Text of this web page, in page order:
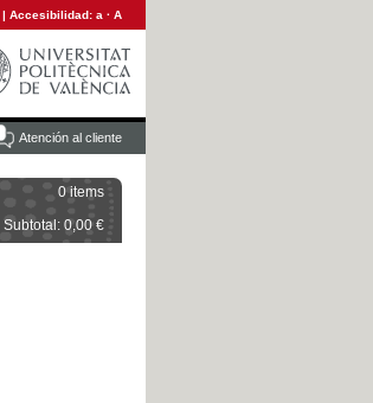
| Accesibilidad: a · A
Atención al cliente
0 items
Subtotal: 0,00 €